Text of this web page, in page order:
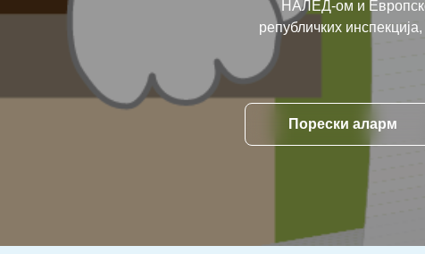
НАЛЕД-ом и
републичких
Порески аларм